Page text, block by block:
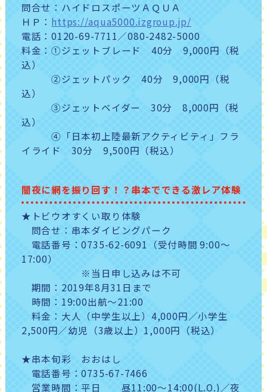
問合せ：ハイドロスポーツＡＱＵＡ
ＨＰ： https://aqua5000.izgroup.jp/
電話：0120-69-7711／080-2482-5000
料金：①ジェットブレード 40分 9,000円（税
込）
②ジェットパック 40分 9,000円（税
込）
③ジェットベイダー 30分 8,000円（税
込）
④「日本初上陸最新アクティビティ」フラ
イライド 30分 9,500円（税込）
闇夜に網を振り回す！？串本でできる激レア体験
★トビウオすくい取り体験
問合せ：串本ダイビングパーク
電話番号：0735-62-6091（受付時間 9:00～
17:00）
※当日申し込みは不可
期間：2019年8月31日まで
時間：19:00出航～21:00
料金：大人（中学生以上）4,000円／小学生
2,500円／幼児（3歳以上）1,000円（税込）
★串本旬彩 おおはし
電話番号：0735-67-7466
営業時間：平日 昼11:00～14:00(L.O.)／夜